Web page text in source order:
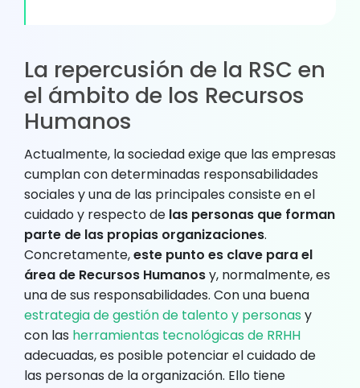
La repercusión de la RSC en
el ámbito de los Recursos
Humanos
Actualmente, la sociedad exige que las empresas
cumplan con determinadas responsabilidades
sociales y una de las principales consiste en el
cuidado y respecto de las personas que forman
parte de las propias organizaciones.
Concretamente,este punto es clave para el
área de Recursos Humanosy, normalmente, es
una de sus responsabilidades. Con una buena
estrategia de gestión de talento y personas y
con las herramientas tecnológicas de RRHH
adecuadas, es posible potenciar el cuidado de
las personas de la organización. Ello tiene